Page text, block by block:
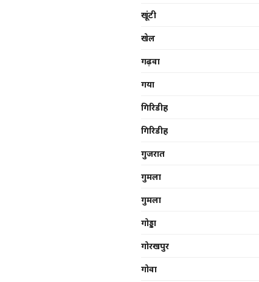
खूंटी
खेल
गढ़वा
गया
गिरिडीह
गिरिडीह
गुजरात
गुमला
गुमला
गोड्डा
गोरखपुर
गोवा